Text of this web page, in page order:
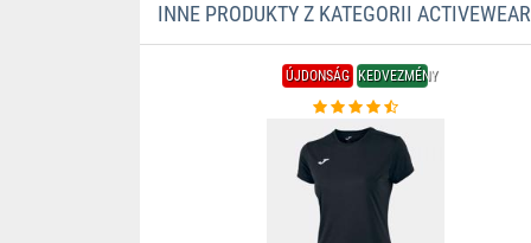
INNE PRODUKTY Z KATEGORII ACTIVEWEAR
ÚJDONSÁG KEDVEZMÉNY